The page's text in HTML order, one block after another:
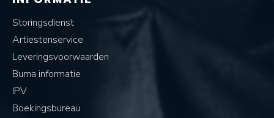
Storingsdienst
Artiestenservice
Leveringsvoorwaarden
Buma informatie
IPV
Boekingsbureau